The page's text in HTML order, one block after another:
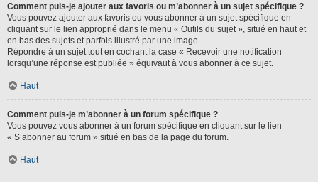
Comment puis-je ajouter aux favoris ou m’abonner à un sujet spécifique ?
Vous pouvez ajouter aux favoris ou vous abonner à un sujet spécifique en
cliquant sur le lien approprié dans le menu « Outils du sujet », situé en haut et
en bas des sujets et parfois illustré par une image.
Répondre à un sujet tout en cochant la case « Recevoir une notification
lorsqu’une réponse est publiée » équivaut à vous abonner à ce sujet.
Haut
Comment puis-je m’abonner à un forum spécifique ?
Vous pouvez vous abonner à un forum spécifique en cliquant sur le lien
« S’abonner au forum » situé en bas de la page du forum.
Haut